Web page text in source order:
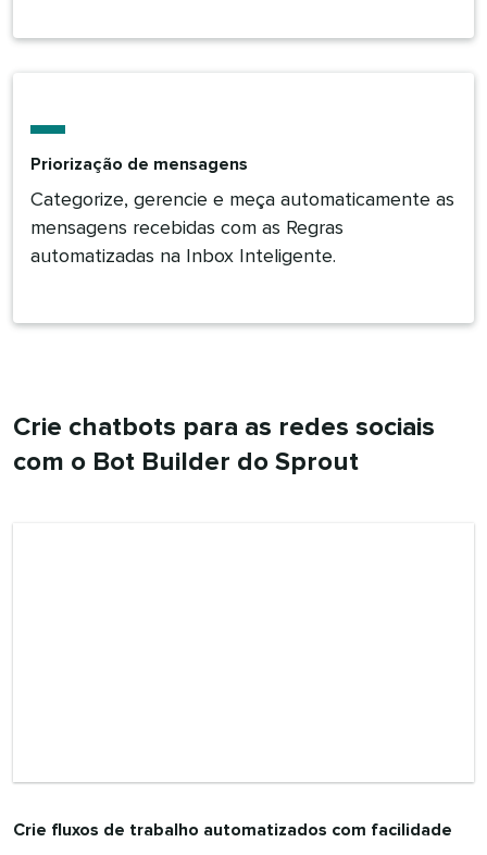
Priorização de mensagens​​
Categorize, gerencie e meça automaticamente as
mensagens recebidas com as Regras
automatizadas na Inbox Inteligente.​​
Crie chatbots para as redes sociais
com o Bot Builder do Sprout​​
Crie fluxos de trabalho automatizados com facilidade​​